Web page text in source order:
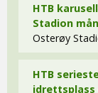
HTB
Stadion
Osterøy
HTB
idrettsplass